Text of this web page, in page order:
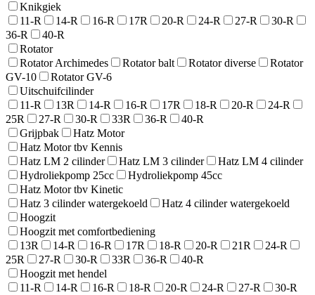
Knikgiek
11-R
14-R 16-R 17R 20-R 24-R 27-R
30-R
36-R
40-R
Rotator
Rotator Archimedes
Rotator balt Rotator diverse
Rotator
GV-10
Rotator GV-6
Uitschuifcilinder
11-R
13R 14-R 16-R 17R 18-R 20-R
24-R
25R
27-R 30-R 33R 36-R
40-R
Grijpbak
Hatz Motor
Hatz Motor tbv Kennis
Hatz LM 2 cilinder
Hatz LM 3 cilinder
Hatz LM 4 cilinder
Hydroliekpomp 25cc
Hydroliekpomp 45cc
Hatz Motor tbv Kinetic
Hatz 3 cilinder watergekoeld
Hatz 4 cilinder watergekoeld
Hoogzit
Hoogzit met comfortbediening
13R
14-R 16-R 17R 18-R 20-R 21R
24-R
25R
27-R 30-R 33R 36-R
40-R
Hoogzit met hendel
11-R
14-R 16-R 18-R 20-R 24-R 27-R
30-R